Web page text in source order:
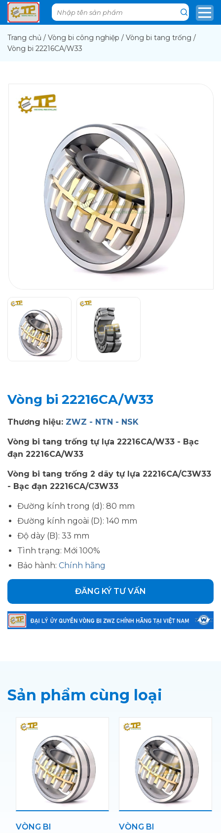
Trang chủ / Vòng bi công nghiệp / Vòng bi tang trống /
Vòng bi 22216CA/W33
Vòng bi 22216CA/W33
Thương hiệu: ZWZ - NTN - NSK
Vòng bi tang trống tự lựa 22216CA/W33 - Bạc
đạn 22216CA/W33
Vòng bi tang trống 2 dãy tự lựa 22216CA/C3W33
- Bạc đạn 22216CA/C3W33
Đường kính trong (d): 80 mm
Đường kính ngoài (D): 140 mm
Độ dày (B): 33 mm
Tình trạng: Mới 100%
Bảo hành: Chính hãng
ĐĂNG KÝ TƯ VẤN
Sản phẩm cùng loại
VÒNG BI
VÒNG BI